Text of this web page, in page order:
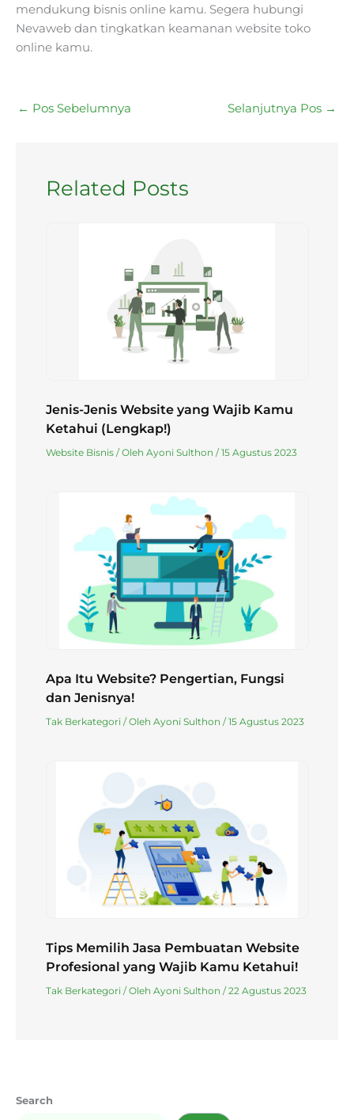
mendukung bisnis online kamu. Segera hubungi
Nevaweb dan tingkatkan keamanan website toko
online kamu.
← Pos Sebelumnya Selanjutnya Pos →
Related Posts
Jenis-Jenis Website yang Wajib Kamu
Ketahui (Lengkap!)
Website Bisnis/ Oleh Ayoni Sulthon /15 Agustus 2023
Apa Itu Website? Pengertian, Fungsi
dan Jenisnya!
Tak Berkategori / Oleh Ayoni Sulthon /15 Agustus 2023
Tips Memilih Jasa Pembuatan Website
Profesional yang Wajib Kamu Ketahui!
Tak Berkategori / Oleh Ayoni Sulthon /22 Agustus 2023
Search